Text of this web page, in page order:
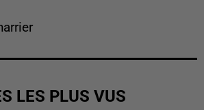
LES PLUS VUS